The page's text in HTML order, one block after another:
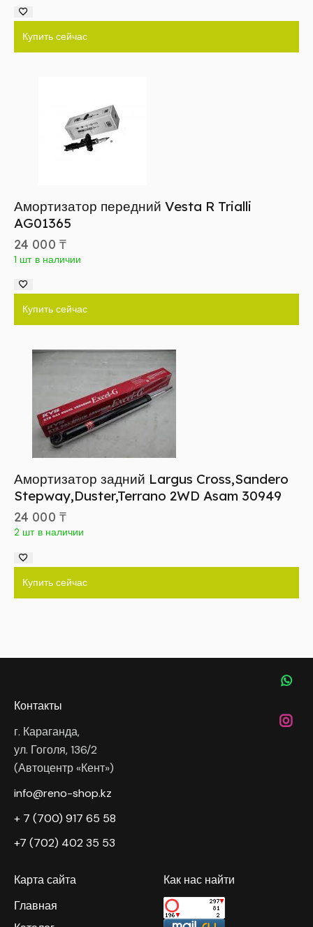
Купить сейчас
Амортизатор передний Vesta R Trialli
AG01365
24 000 ₸
1 шт в наличии
Купить сейчас
Амортизатор задний Largus Cross,Sandero
Stepway,Duster,Terrano 2WD Asam 30949
24 000 ₸
2 шт в наличии
Купить сейчас
Контакты
г. Караганда,
ул. Гоголя, 136/2
(Автоцентр «Кент»)
info@reno-shop.kz
+ 7 (700) 917 65 58
+7 (702) 402 35 53
Карта сайта
Главная
Как нас найти